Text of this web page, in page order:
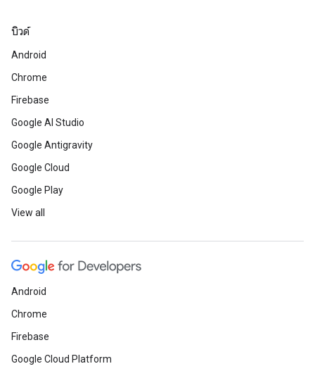
บิวด์
Android
Chrome
Firebase
Google AI Studio
Google Antigravity
Google Cloud
Google Play
View all
Android
Chrome
Firebase
Google Cloud Platform